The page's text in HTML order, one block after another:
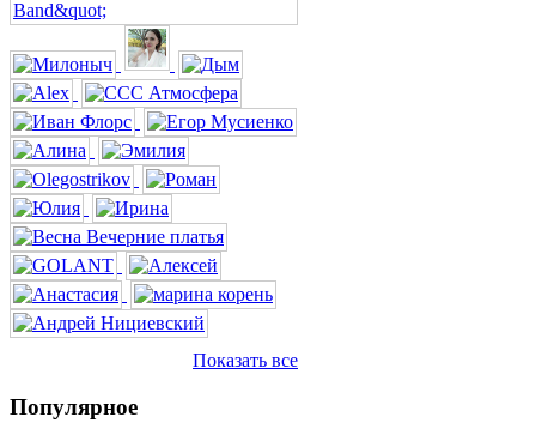
Показать все
Популярное